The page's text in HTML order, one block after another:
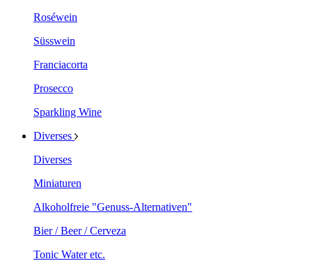
Roséwein
Süsswein
Franciacorta
Prosecco
Sparkling Wine
Diverses
Diverses
Miniaturen
Alkoholfreie "Genuss-Alternativen"
Bier / Beer / Cerveza
Tonic Water etc.